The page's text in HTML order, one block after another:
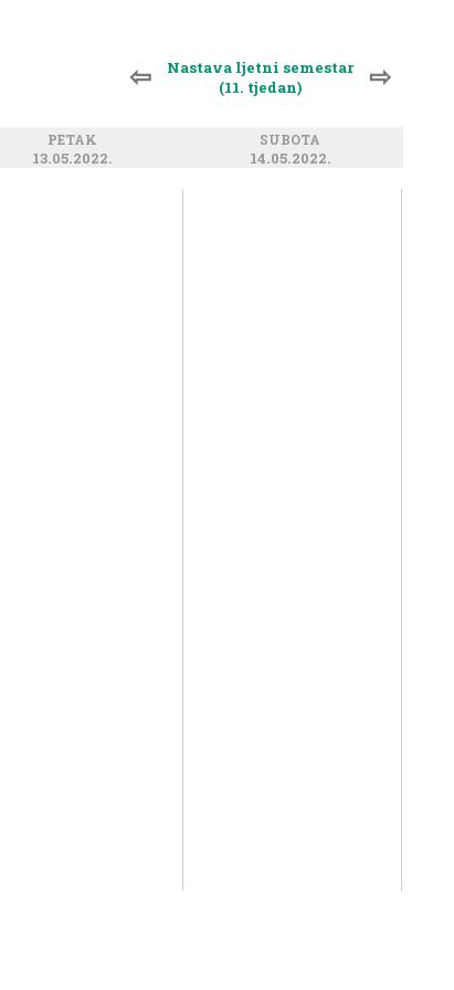
⇦
Nastava ljetni semestar
(11. tjedan)
⇨
PETAK
13.05.2022.
SUBOTA
14.05.2022.